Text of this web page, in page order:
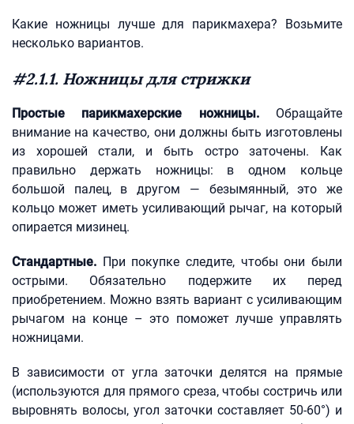
Какие ножницы лучше для парикмахера? Возьмите
несколько вариантов.
#2.1.1. Ножницы для стрижки
Простые парикмахерские ножницы.Обращайте
внимание на качество, они должны быть изготовлены
из хорошей стали, и быть остро заточены. Как
правильно держать ножницы: в одном кольце
большой палец, в другом — безымянный, это же
кольцо может иметь усиливающий рычаг, на который
опирается мизинец.
Стандартные. При покупке следите, чтобы они были
острыми. Обязательно подержите их перед
приобретением. Можно взять вариант с усиливающим
рычагом на конце – это поможет лучше управлять
ножницами.
В зависимости от угла заточки делятся на прямые
(используются для прямого среза, чтобы состричь или
выровнять волосы, угол заточки составляет 50-60°) и